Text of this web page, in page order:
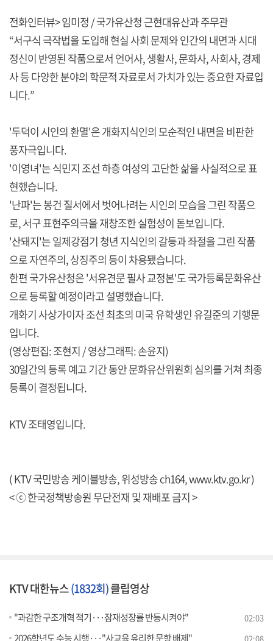
전화인터뷰> 임미정 / 국가유산청 근현대유산과 주무관
“서구식 극작법을 도입해 현실 사회 문제와 인간의 내면과 시대
정신이 반영된 작품으로서 언어사, 생활사, 문화사, 사회사, 경제
사 등 다양한 분야의 학문적 자료로서 가치가 있는 중요한 자료입
니다.”
'두덕이 시인의 환멸'은 개화지식인의 모순적인 내면을 비판한
풍자극입니다.
'이영녀'는 식민지 조선 하층 여성의 고단한 삶을 사실적으로 표
현했습니다.
'난파'는 봉건 질서에서 벗어나려는 시인의 모습을 그린 작품으
로, 서구 표현주의극을 재창조한 실험성이 돋보입니다.
'산돼지'는 일제강점기 청년 지식인의 갈등과 좌절을 그린 작품
으로 자연주의, 상징주의 등이 차용됐습니다.
한편 국가유산청은 '서유견문 필사 교정본'도 국가등록문화유산
으로 등록할 예정이라고 설명했습니다.
개화기 사상가이자 조선 최초의 미국 유학생인 유길준의 기행문
입니다.
(영상편집: 조현지 / 영상그래픽: 손윤지)
30일간의 등록 예고 기간 동안 문화유산위원회 심의를 거쳐 최종
등록이 결정됩니다.
KTV 조태영입니다.
( KTV 국민방송 케이블방송, 위성방송 ch164,www.ktv.go.kr)
< ⓒ 한국정책방송원 무단전재 및 재배포 금지 >
KTV 대한뉴스(1832회)클립영상
"과감한 구조개혁 적기···잠재성장률 반등시켜야" 02:03
2026학년도 수능 시행···"사교육 유리한 문항 배제" 02:08